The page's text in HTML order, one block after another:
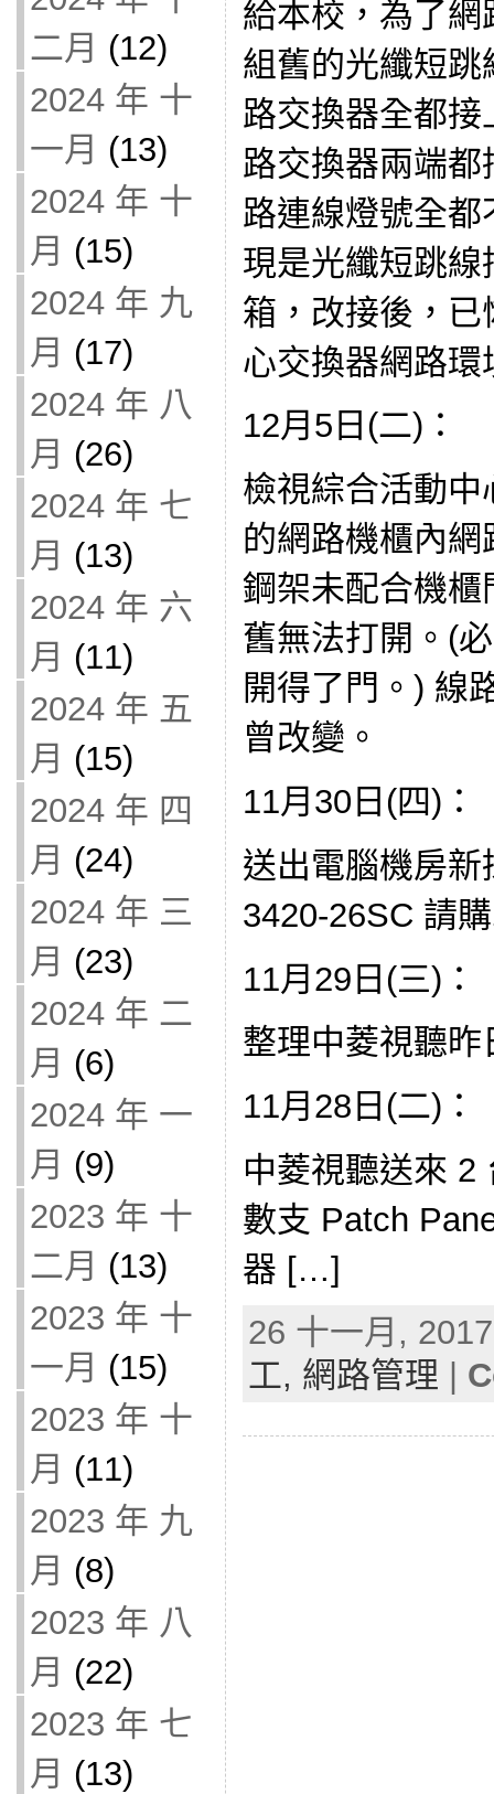
二月 (12)
2024 年 十
一月 (13)
2024 年 十
月 (15)
2024 年 九
月 (17)
2024 年 八
月 (26)
2024 年 七
月 (13)
2024 年 六
月 (11)
2024 年 五
月 (15)
2024 年 四
月 (24)
2024 年 三
月 (23)
2024 年 二
月 (6)
2024 年 一
月 (9)
2023 年 十
二月 (13)
2023 年 十
一月 (15)
2023 年 十
月 (11)
2023 年 九
月 (8)
2023 年 八
月 (22)
2023 年 七
月 (13)
給本校，為了
組舊的光纖短
路交換器全都
路交換器兩端
路連線燈號全
現是光纖短跳
箱，改接後，
心交換器網路
12月5日(二)：
檢視綜合活動
的網路機櫃內
鋼架未配合機
舊無法打開。(
開得了門。) 線
曾改變。
11月30日(四)：
送出電腦機房
3420-26SC 請
11月29日(三)：
整理中菱視聽
11月28日(二)：
中菱視聽送來 2
數支 Patch
器 […]
26 十一月,
工, 網路管理 |